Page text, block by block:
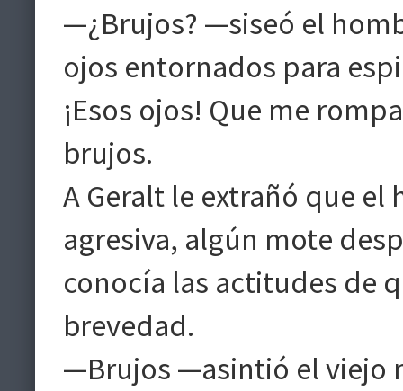
—¿Brujos? —siseó el
ojos entornados para
¡Esos ojos! Que me
brujos.
A Geralt le extrañó que
agresiva, algún mote
conocía las actitudes de
brevedad.
—Brujos —asintió el viejo